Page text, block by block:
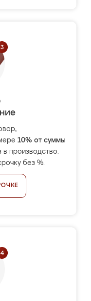
10% от суммы
в производство.
без %.